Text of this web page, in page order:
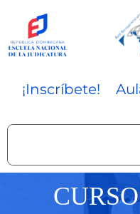
contenido
¡Inscríbete!
Search